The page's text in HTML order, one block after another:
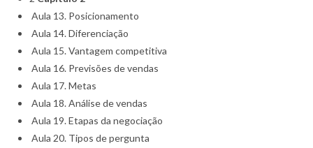
Aula 13. Posicionamento
Aula 14. Diferenciação
Aula 15. Vantagem competitiva
Aula 16. Previsões de vendas
Aula 17. Metas
Aula 18. Análise de vendas
Aula 19. Etapas da negociação
Aula 20. Tipos de pergunta